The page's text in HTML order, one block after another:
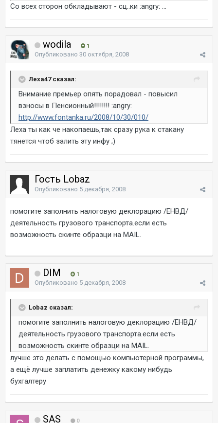
Со всех сторон обкладывают - сц..ки :angry: ...
wodila 1
Опубликовано 30 октября, 2008
Леха47 сказал:
Внимание премьер опять порадовал - повысил
взносы в Пенсионный!!!!!!!! :angry:
http://www.fontanka.ru/2008/10/30/010/
Леха ты как че накопаешь,так сразу рука к стакану
тянется чтоб залить эту инфу ;)
Гость Lobaz
Опубликовано 5 декабря, 2008
помогите заполнить налоговую деклорацию /ЕНВД/
деятельность грузового транспорта.если есть
возможность скинте образци на MAIL.
DIM 1
Опубликовано 5 декабря, 2008
Lobaz сказал:
помогите заполнить налоговую деклорацию /ЕНВД/
деятельность грузового транспорта.если есть
возможность скинте образци на MAIL.
лучше это делать с помощью компьютерной программы,
а ещё лучше заплатить денежку какому нибудь
бухгалтеру
SAS 0